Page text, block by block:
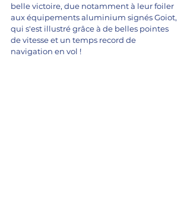
belle victoire, due notamment à leur foiler
aux équipements aluminium signés Goiot,
qui s'est illustré grâce à de belles pointes
de vitesse et un temps record de
navigation en vol !